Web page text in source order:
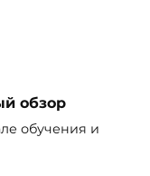
обзор
обучения и